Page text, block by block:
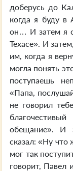
доберусь до
когда я буду
он… И затем я
Техасе». И
им, когда я
могла понять
поступаешь
«Папа,
не говорил
обещание». И
сказал: «Ну
мог так
говорит, Павел